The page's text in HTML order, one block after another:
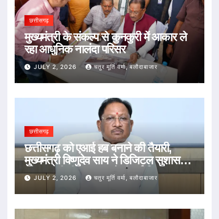
छत्तीसगढ़
मुख्यमंत्री के संकल्प से कुनकुरी में आकार ले
रहा आधुनिक नालंदा परिसर
JULY 2, 2026 चतुर मूर्ति वर्मा, बलौदाबाजार
छत्तीसगढ़
छत्तीसगढ़ को एआई हब बनाने की तैयारी,
मुख्यमंत्री विष्णुदेव साय ने डिजिटल सुशासन
और तकनीकी नवाचार को दी नई दिशा
JULY 2, 2026 चतुर मूर्ति वर्मा, बलौदाबाजार